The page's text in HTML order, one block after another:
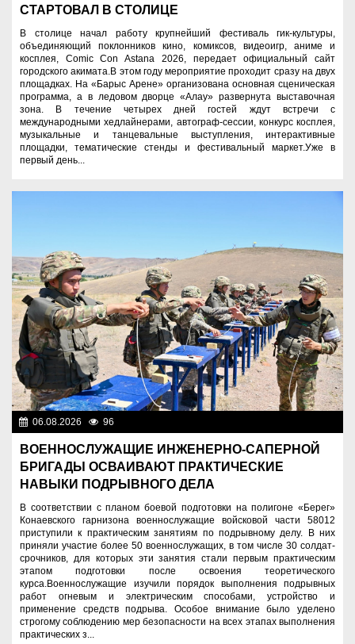
СТАРТОВАЛ В СТОЛИЦЕ
В столице начал работу крупнейший фестиваль гик-культуры,
объединяющий поклонников кино, комиксов, видеоигр, аниме и
косплея, Comic Con Astana 2026, передает официальный сайт
городского акимата.В этом году мероприятие проходит сразу на двух
площадках. На «Барыс Арене» организована основная сценическая
программа, а в ледовом дворце «Алау» развернута выставочная
зона. В течение четырех дней гостей ждут встречи с
международными хедлайнерами, автограф-сессии, конкурс косплея,
музыкальные и танцевальные выступления, интерактивные
площадки, тематические стенды и фестивальный маркет.Уже в
первый день...
06.08.2026 96
ВОЕННОСЛУЖАЩИЕ ИНЖЕНЕРНО-САПЕРНОЙ
БРИГАДЫ ОСВАИВАЮТ ПРАКТИЧЕСКИЕ
НАВЫКИ ПОДРЫВНОГО ДЕЛА
В соответствии с планом боевой подготовки на полигоне «Берег»
Конаевского гарнизона военнослужащие войсковой части 58012
приступили к практическим занятиям по подрывному делу. В них
приняли участие более 50 военнослужащих, в том числе 30 солдат-
срочников, для которых эти занятия стали первым практическим
этапом подготовки после освоения теоретического
курса.Военнослужащие изучили порядок выполнения подрывных
работ огневым и электрическим способами, устройство и
применение средств подрыва. Особое внимание было уделено
строгому соблюдению мер безопасности на всех этапах выполнения
практических з...